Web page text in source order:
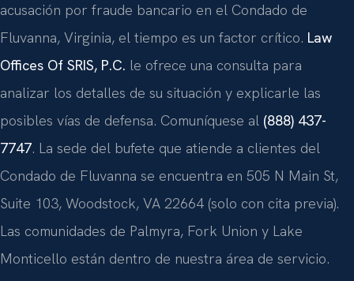
acusación por fraude bancario en el Condado de
Fluvanna, Virginia, el tiempo es un factor crítico. Law
Offices Of SRIS, P.C. le ofrece una consulta para
analizar los detalles de su situación y explicarle las
posibles vías de defensa. Comuníquese al (888) 437-
7747. La sede del bufete que atiende a clientes del
Condado de Fluvanna se encuentra en 505 N Main St,
Suite 103, Woodstock, VA 22664 (solo con cita previa).
Las comunidades de Palmyra, Fork Union y Lake
Monticello están dentro de nuestra área de servicio.